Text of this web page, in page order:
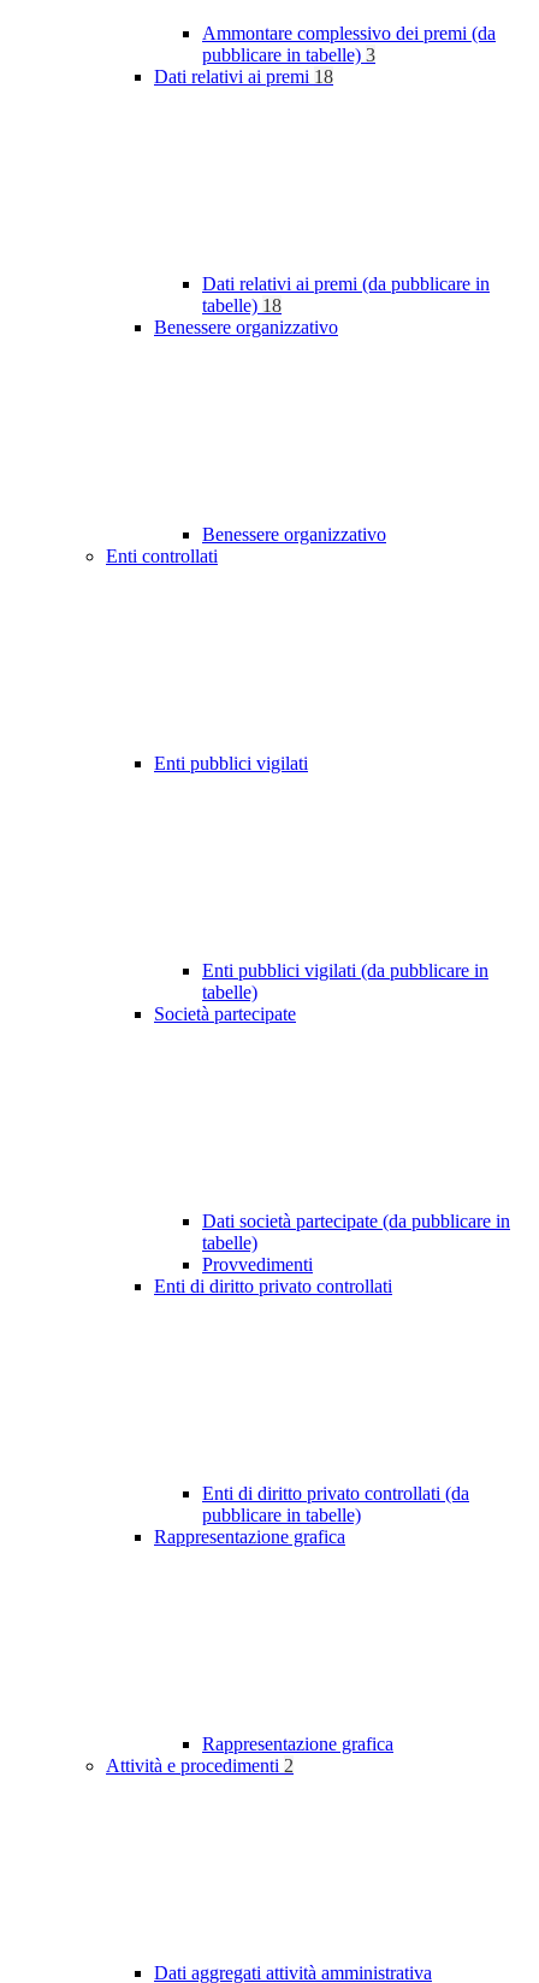
Ammontare complessivo dei premi (da
pubblicare in tabelle) 3
Dati relativi ai premi 18
Dati relativi ai premi (da pubblicare in
tabelle) 18
Benessere organizzativo
Benessere organizzativo
Enti controllati
Enti pubblici vigilati
Enti pubblici vigilati (da pubblicare in
tabelle)
Società partecipate
Dati società partecipate (da pubblicare in
tabelle)
Provvedimenti
Enti di diritto privato controllati
Enti di diritto privato controllati (da
pubblicare in tabelle)
Rappresentazione grafica
Rappresentazione grafica
Attività e procedimenti 2
Dati aggregati attività amministrativa